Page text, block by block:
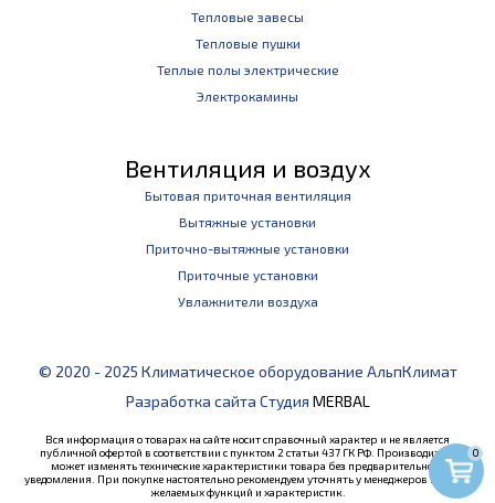
0
Тепловые завесы
Тепловые пушки
Теплые полы электрические
Электрокамины
Вентиляция и воздух
Бытовая приточная вентиляция
Вытяжные установки
Приточно-вытяжные установки
Приточные установки
Увлажнители воздуха
© 2020 - 2025 Климатическое оборудование АльпКлимат
Разработка сайта Студия MERBAL
Вся информация о товарах на сайте носит справочный характер и не является
публичной офертой в соответствии с пунктом 2 статьи 437 ГК РФ. Производитель
может изменять технические характеристики товара без предварительного
уведомления. При покупке настоятельно рекомендуем уточнять у менеджеров наличие
желаемых функций и характеристик.